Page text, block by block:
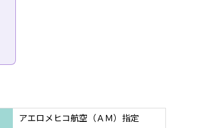
アエロメヒコ航空（ＡＭ）指定